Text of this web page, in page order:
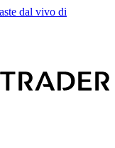
dal vivo di